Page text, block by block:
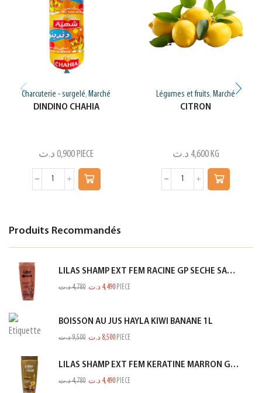
Charcuterie - surgelé, Marché
DINDINO CHAHIA
0,900 د.ت PIECE
Légumes et fruits, Marché
CITRON
4,600 د.ت KG
Produits Recommandés
LILAS SHAMP EXT FEM RACINE GP SECHE SAUMON 350ML
4,780د.ت 4,490 د.ت PIECE
BOISSON AU JUS HAYLA KIWI BANANE 1L
9,500د.ت 8,500 د.ت PIECE
LILAS SHAMP EXT FEM KERATINE MARRON GOLD 350ML
4,780د.ت 4,490 د.ت PIECE